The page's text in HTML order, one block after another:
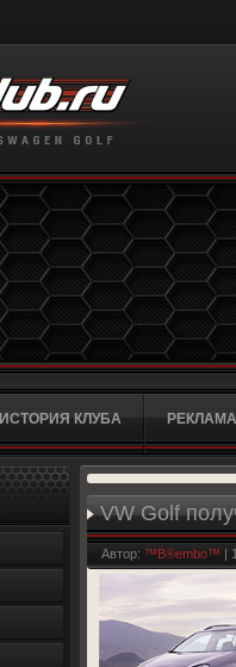
ИСТОРИЯ КЛУБА
VW Golf
Автор: ™B®embo™ |